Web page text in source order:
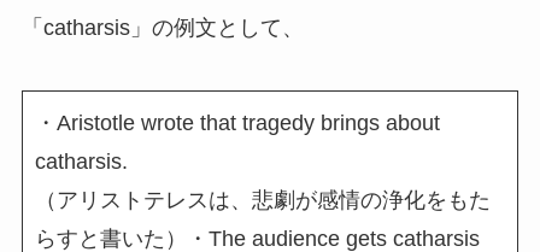
「catharsis」の例文として、
・Aristotle wrote that tragedy brings about
catharsis.
（アリストテレスは、悲劇が感情の浄化をもた
らすと書いた）・The audience gets catharsis